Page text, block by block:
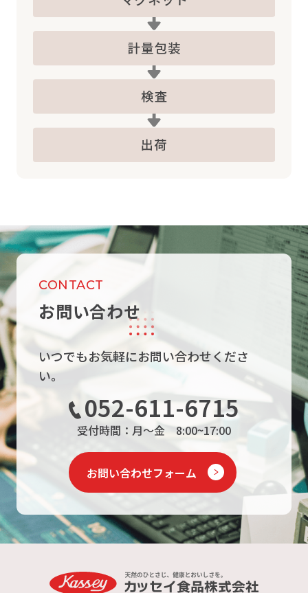
CONTACT
お問い合わせ
いつでもお気軽にお問い合わせくださ
い。
052-611-6715
受付時間：月～金 8:00~17:00
お問い合わせフォーム